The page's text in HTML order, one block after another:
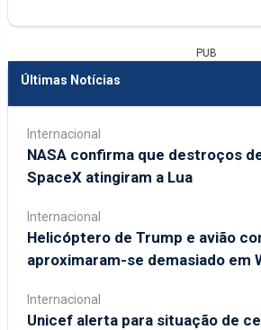
PUB
Últimas Notícias
Internacional
NASA confirma que destroços
SpaceX atingiram a Lua
Internacional
Helicóptero de Trump e avião
aproximaram-se demasiado em
Internacional
Unicef alerta para situação de